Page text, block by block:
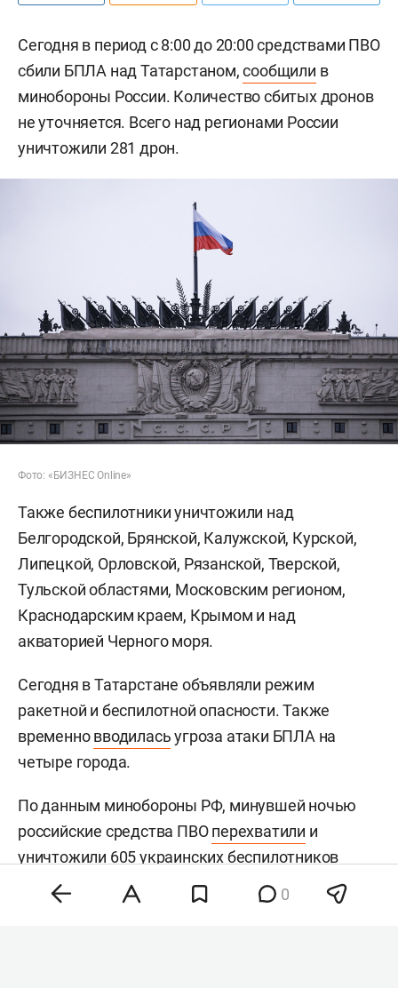
Сегодня в период с 8:00 до 20:00 средствами ПВО
сбили БПЛА над Татарстаном,сообщили в
минобороны России. Количество сбитых дронов
не уточняется. Всего над регионами России
уничтожили 281 дрон.
Фото: «БИЗНЕС Online»
Также беспилотники уничтожили над
Белгородской, Брянской, Калужской, Курской,
Липецкой, Орловской, Рязанской, Тверской,
Тульской областями, Московским регионом,
Краснодарским краем, Крымом и над
акваторией Черного моря.
Сегодня в Татарстане объявляли режим
ракетной и беспилотной опасности. Также
временновводиласьугроза атаки БПЛА на
четыре города.
По данным минобороны РФ, минувшей ночью
российские средства ПВОперехватили и
уничтожили 605 украинских беспилотников
самолетного типа над 19 регионами и
акваториями Азовского и Черного морей. В
0